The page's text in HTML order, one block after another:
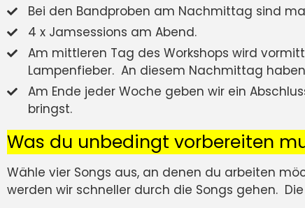
Bei den Bandproben am Nachmittag sind
4 x Jamsessions am Abend.
Am mittleren Tag des Workshops wird
Lampenfieber. An diesem Nachmittag
Am Ende jeder Woche geben wir ein
bringst.
Was du unbedingt vorbereiten
Wähle vier Songs aus, an denen du arbeiten
werden wir schneller durch die Songs gehen.